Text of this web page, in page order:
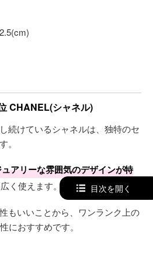
CHANEL(シャネル)
続けているシャネルは、独特のセ
。
アリーな雰囲気のデザインが特
く使えます。
もいいことから、ワンランク上の
におすすめです。
目次を開く